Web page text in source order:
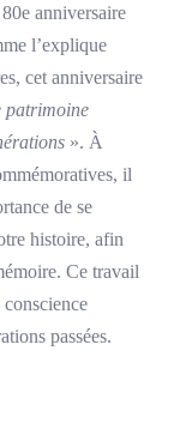
anniversaire
l’explique
cet anniversaire
patrimoine
». À
il
de se
histoire, afin
Ce travail
passées.